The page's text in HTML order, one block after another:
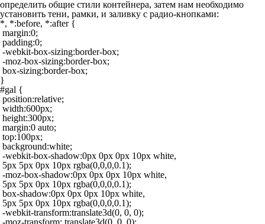
определить общие стили контейнера, затем нам необходимо
установить тени, рамки, и заливку с радио-кнопками:
*, *:before, *:after {
margin:0;
padding:0;
-webkit-box-sizing:border-box;
-moz-box-sizing:border-box;
box-sizing:border-box;
}
#gal {
position:relative;
width:600px;
height:300px;
margin:0 auto;
top:100px;
background:white;
-webkit-box-shadow:0px 0px 0px 10px white,
5px 5px 0px 10px rgba(0,0,0,0.1);
-moz-box-shadow:0px 0px 0px 10px white,
5px 5px 0px 10px rgba(0,0,0,0.1);
box-shadow:0px 0px 0px 10px white,
5px 5px 0px 10px rgba(0,0,0,0.1);
-webkit-transform:translate3d(0, 0, 0);
-moz-transform: translate3d(0, 0, 0);